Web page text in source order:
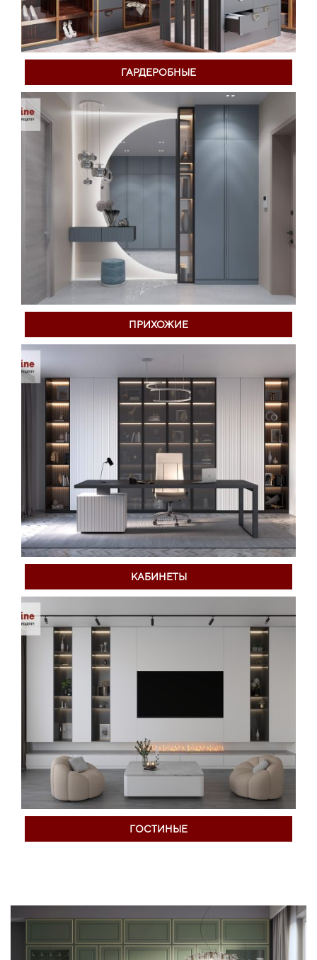
ГАРДЕРОБНЫЕ
ПРИХОЖИЕ
КАБИНЕТЫ
ГОСТИНЫЕ